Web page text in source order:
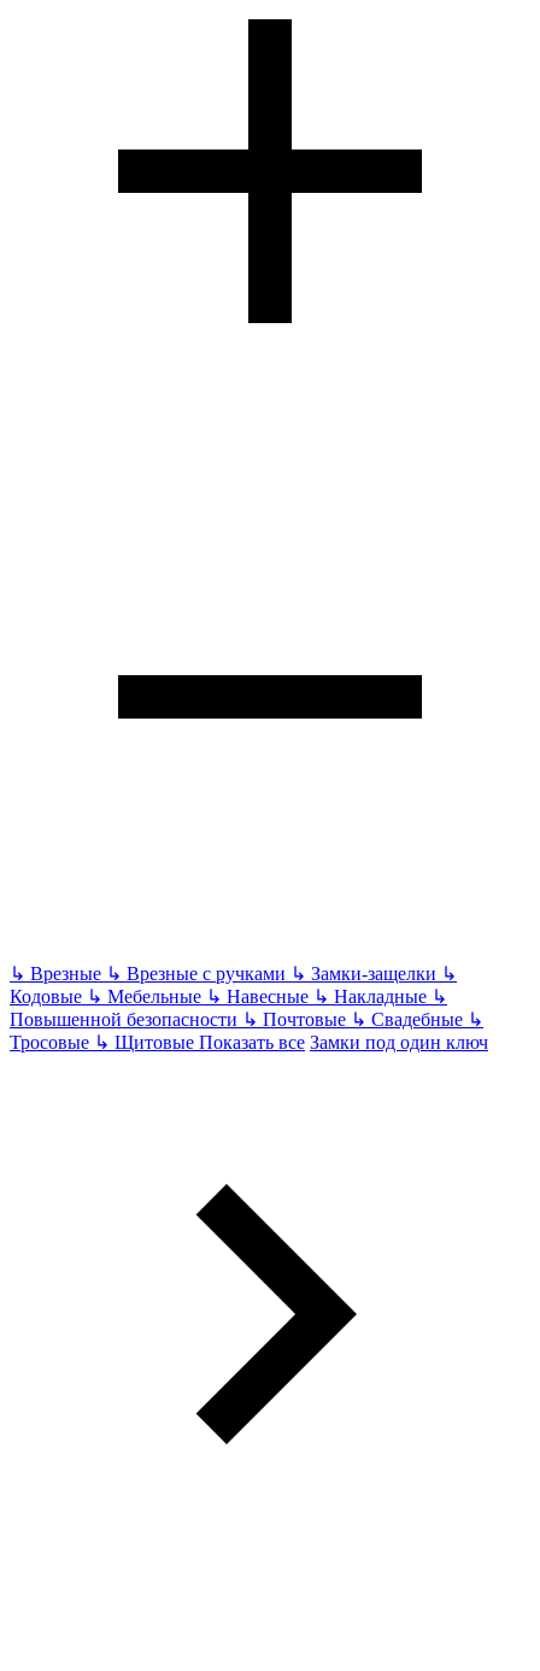
↳ Врезные ↳ Врезные с ручками ↳ Замки-защелки ↳
Кодовые ↳ Мебельные ↳ Навесные ↳ Накладные ↳
Повышенной безопасности ↳ Почтовые ↳ Свадебные ↳
Тросовые ↳ Щитовые Показать все Замки под один ключ